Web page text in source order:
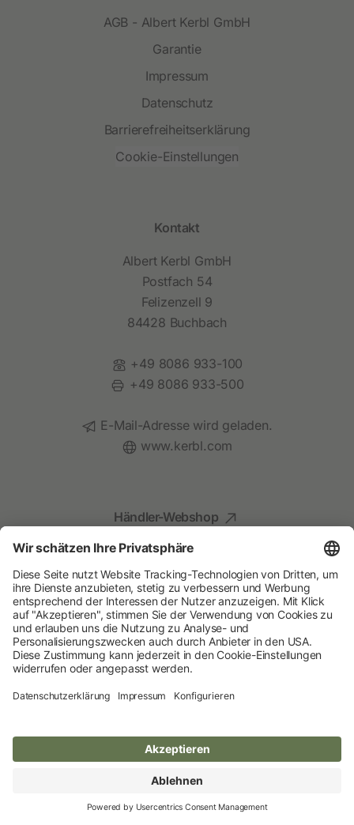
AGB - Albert Kerbl GmbH
Garantie
Impressum
Datenschutz
Barrierefreiheitserklärung
Cookie-Einstellungen
Kontakt
Albert Kerbl GmbH
Postfach 54
Felizenzell 9
84428 Buchbach
Telefon:
+49 8086 933-100
Fax:
+49 8086 933-500
E-Mail:
E-Mail-Adresse wird geladen.
Website:
www.kerbl.com
Händler-Webshop
Social Media
Kompetenz für Ihr Tier
Albert Kerbl GmbH
© 2026 Albert Kerbl GmbH